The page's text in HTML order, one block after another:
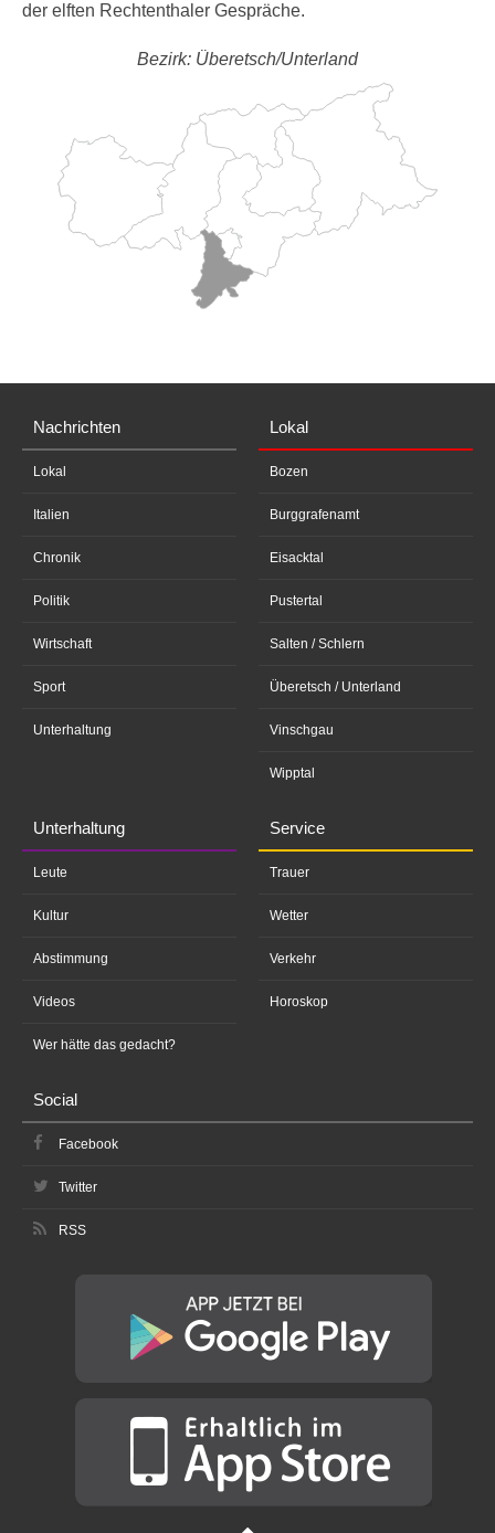
der elften Rechtenthaler Gespräche.
Bezirk: Überetsch/Unterland
Nachrichten
Lokal
Italien
Chronik
Politik
Wirtschaft
Sport
Unterhaltung
Lokal
Bozen
Burggrafenamt
Eisacktal
Pustertal
Salten / Schlern
Überetsch / Unterland
Vinschgau
Wipptal
Unterhaltung
Leute
Kultur
Abstimmung
Videos
Wer hätte das gedacht?
Service
Trauer
Wetter
Verkehr
Horoskop
Social
Facebook
Twitter
RSS